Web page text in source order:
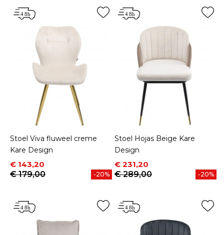
Stoel Viva fluweel creme
Kare Design
Prijs
€ 143,20
Normale prijs
€ 179,00
-20%
Stoel Hojas Beige Kare
Design
Prijs
€ 231,20
Normale prijs
€ 289,00
-20%